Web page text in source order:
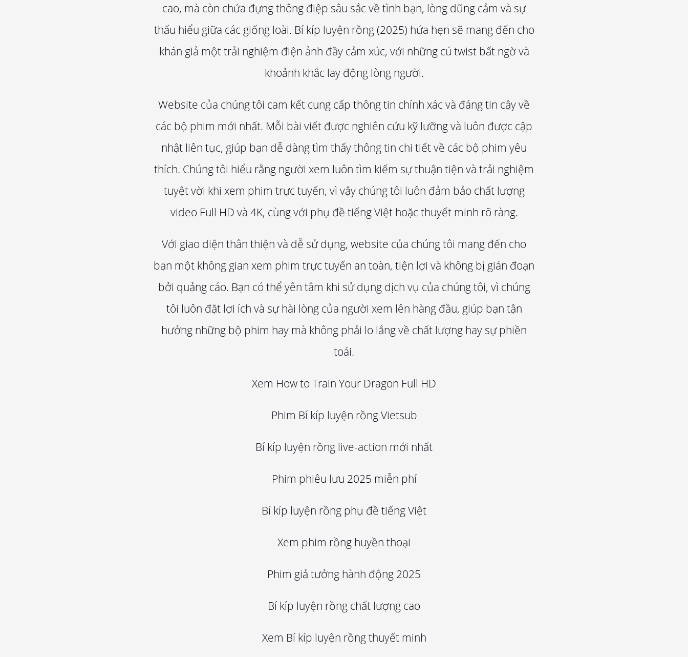
cao, mà còn chứa đựng thông điệp sâu sắc về tình bạn, lòng dũng cảm và sự
thấu hiểu giữa các giống loài. Bí kíp luyện rồng (2025) hứa hẹn sẽ mang đến cho
khán giả một trải nghiệm điện ảnh đầy cảm xúc, với những cú twist bất ngờ và
khoảnh khắc lay động lòng người.
Website của chúng tôi cam kết cung cấp thông tin chính xác và đáng tin cậy về
các bộ phim mới nhất. Mỗi bài viết được nghiên cứu kỹ lưỡng và luôn được cập
nhật liên tục, giúp bạn dễ dàng tìm thấy thông tin chi tiết về các bộ phim yêu
thích. Chúng tôi hiểu rằng người xem luôn tìm kiếm sự thuận tiện và trải nghiệm
tuyệt vời khi xem phim trực tuyến, vì vậy chúng tôi luôn đảm bảo chất lượng
video Full HD và 4K, cùng với phụ đề tiếng Việt hoặc thuyết minh rõ ràng.
Với giao diện thân thiện và dễ sử dụng, website của chúng tôi mang đến cho
bạn một không gian xem phim trực tuyến an toàn, tiện lợi và không bị gián đoạn
bởi quảng cáo. Bạn có thể yên tâm khi sử dụng dịch vụ của chúng tôi, vì chúng
tôi luôn đặt lợi ích và sự hài lòng của người xem lên hàng đầu, giúp bạn tận
hưởng những bộ phim hay mà không phải lo lắng về chất lượng hay sự phiền
toái.
Xem How to Train Your Dragon Full HD
Phim Bí kíp luyện rồng Vietsub
Bí kíp luyện rồng live-action mới nhất
Phim phiêu lưu 2025 miễn phí
Bí kíp luyện rồng phụ đề tiếng Việt
Xem phim rồng huyền thoại
Phim giả tưởng hành động 2025
Bí kíp luyện rồng chất lượng cao
Xem Bí kíp luyện rồng thuyết minh